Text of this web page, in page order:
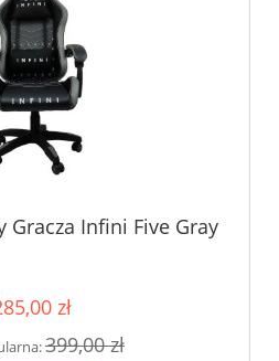
Gracza Infini Five Gray
zł
399,00 zł